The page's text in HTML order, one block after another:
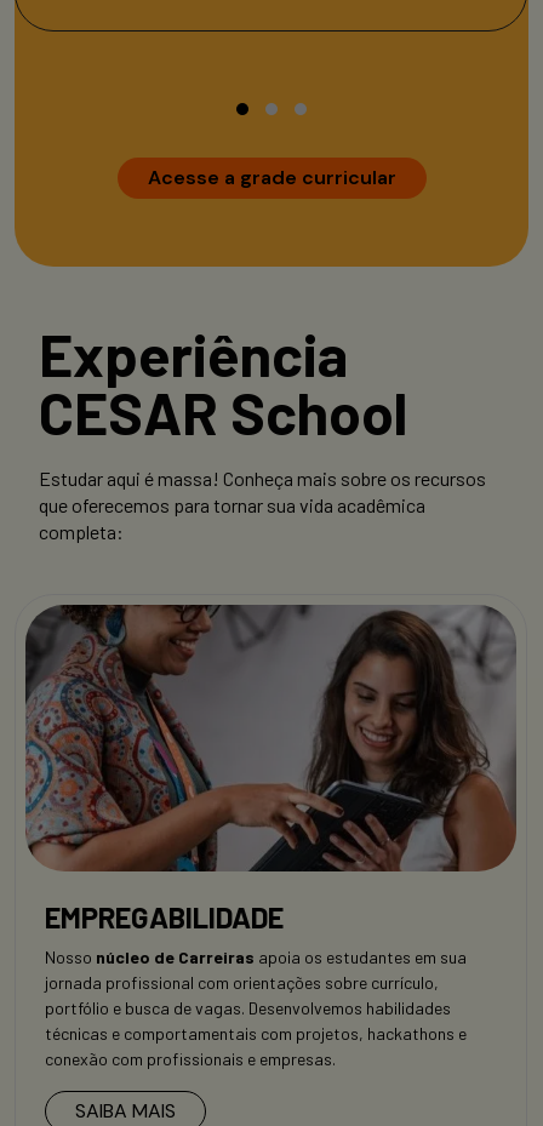
Acesse a grade curricular
Experiência
CESAR School
Estudar aqui é massa! Conheça mais sobre os recursos
que oferecemos para tornar sua vida acadêmica
completa:
EMPREGABILIDADE
Nosso núcleo de Carreiras apoia os estudantes em sua
jornada profissional com orientações sobre currículo,
portfólio e busca de vagas. Desenvolvemos habilidades
técnicas e comportamentais com projetos, hackathons e
conexão com profissionais e empresas.
SAIBA MAIS